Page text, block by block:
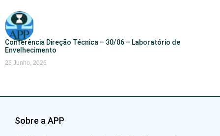
Conferência Direção Técnica – 30/06 – Laboratório de
Envelhecimento
26 Junho, 2026
Sobre a APP